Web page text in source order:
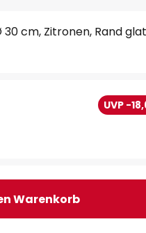
30 cm, Zitronen, Rand
UVP -
Warenkorb